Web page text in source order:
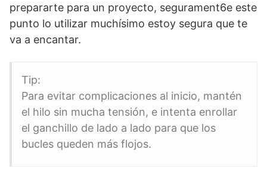
prepararte para un proyecto, segurament6e este
punto lo utilizar muchísimo estoy segura que te
va a encantar.
Tip:
Para evitar complicaciones al inicio, mantén
el hilo sin mucha tensión, e intenta enrollar
el ganchillo de lado a lado para que los
bucles queden más flojos.